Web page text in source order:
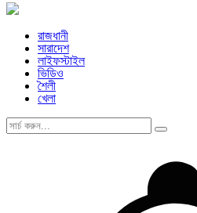
রাজধানী
সারাদেশ
লাইফস্টাইল
ভিডিও
শৈলী
খেলা